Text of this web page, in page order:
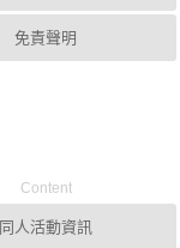
免責聲明
Content
同人活動資訊